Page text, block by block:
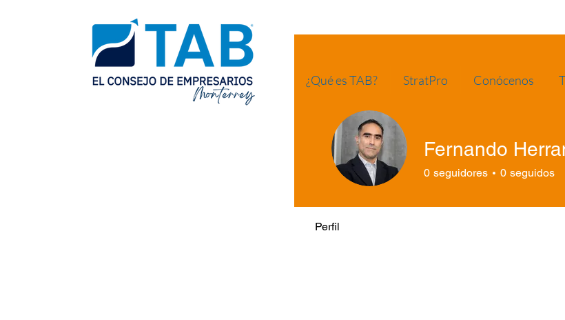
¿Qué es TAB? StratPro Conócenos
Fernando
0 seguidores 0 seguidos
Perfil